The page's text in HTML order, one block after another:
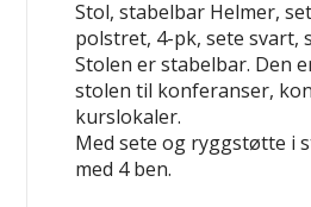
Stol, stabelbar Helmer,
polstret, 4-pk, sete svart,
Stolen er stabelbar. Den
stolen til konferanser,
kurslokaler.
Med sete og ryggstøtte i
med 4 ben.